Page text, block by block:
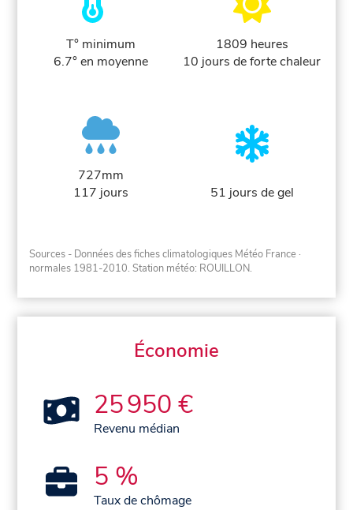
T° minimum
6.7° en moyenne
1809 heures
10 jours de forte chaleur
727mm
117 jours
51 jours de gel
Sources - Données des fiches climatologiques Météo France ·
normales 1981-2010. Station météo: ROUILLON.
Économie
25 950 €
Revenu médian
5 %
Taux de chômage